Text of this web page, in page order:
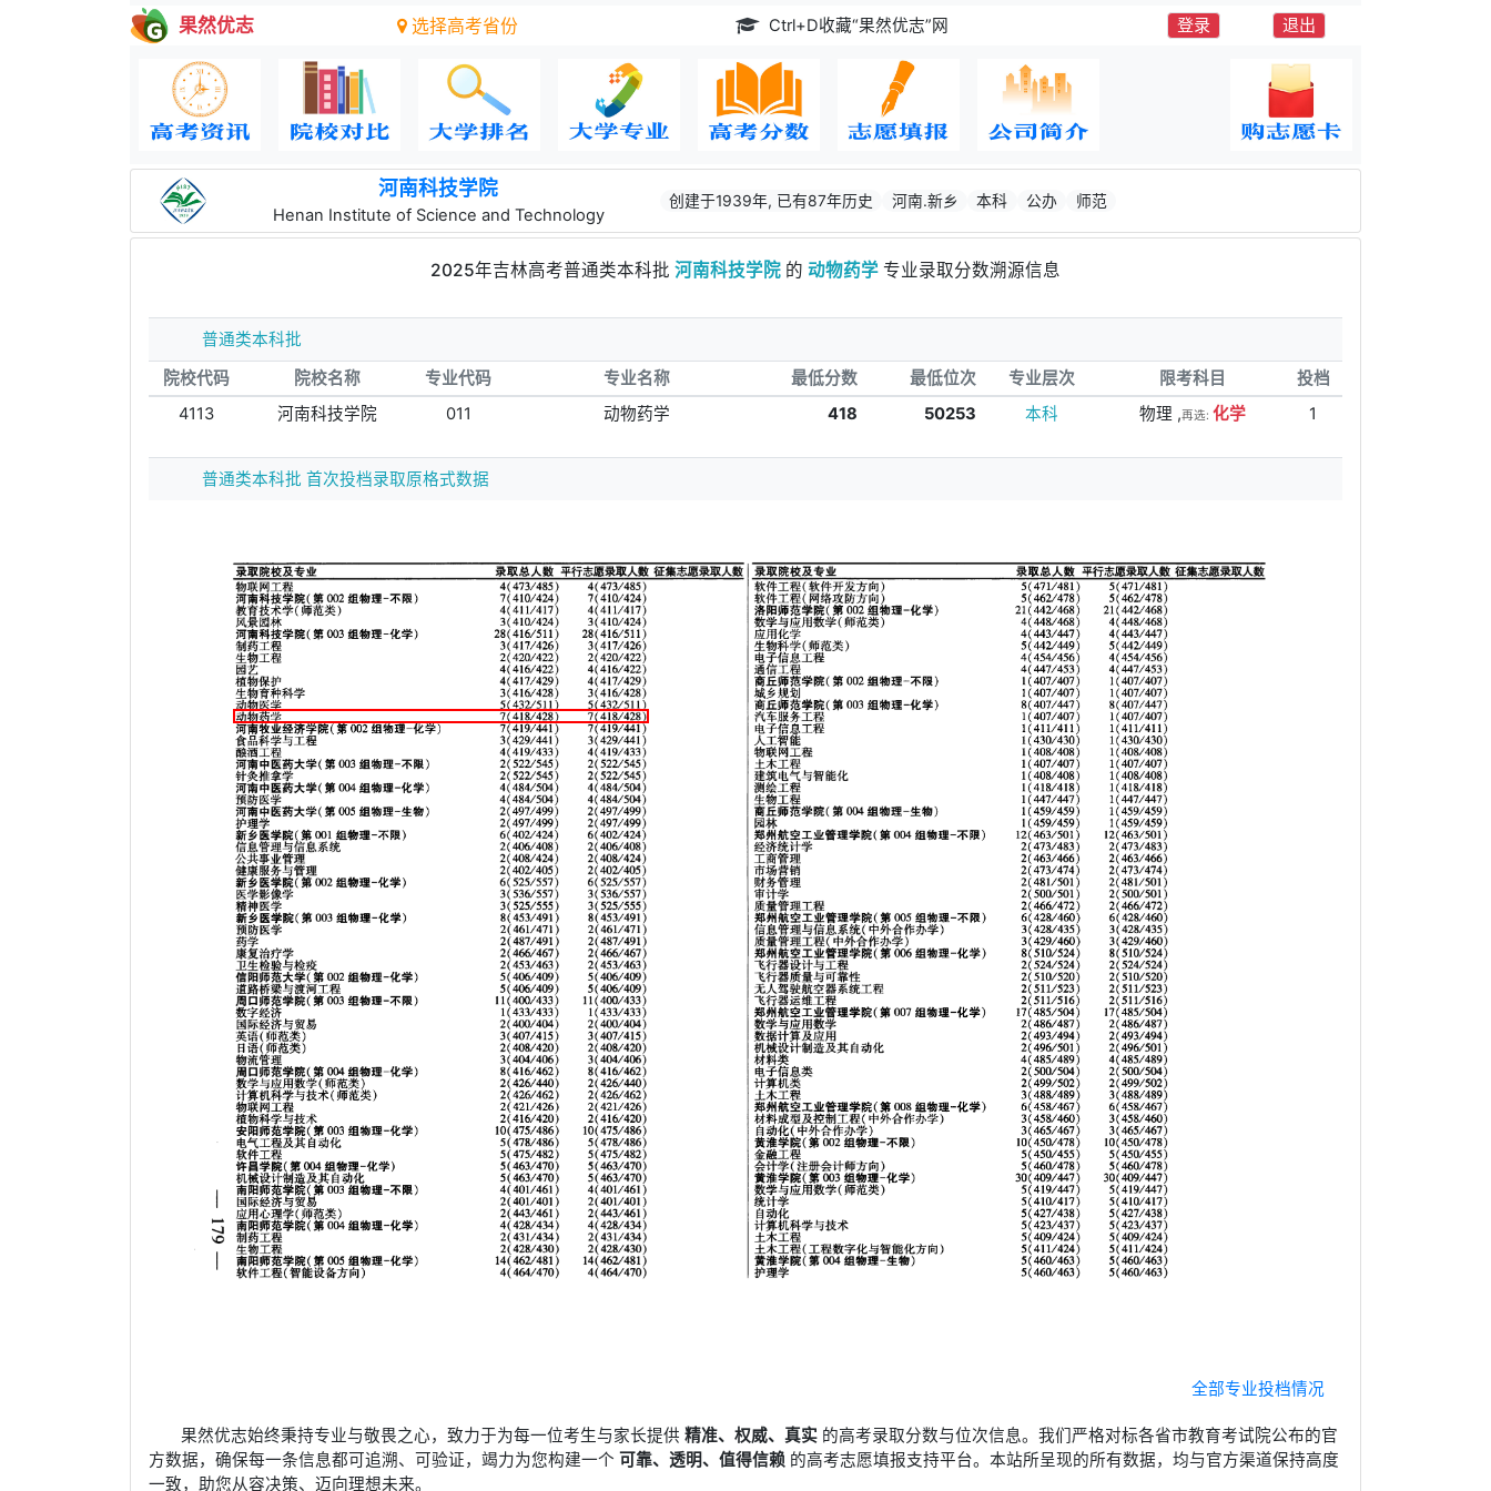
果然优志 选择高考省份 Ctrl+D收藏“果然优志”网 登录 退出
河南科技学院
Henan Institute of Science and Technology
创建于1939年, 已有87年历史 河南.新乡 本科 公办 师范
2025年吉林高考普通类本科批 河南科技学院 的 动物药学 专业录取分数溯源信息
普通类本科批
院校代码
院校名称 专业代码 专业名称 最低分数 最低位次 专业层次 限考科目
投档
4113
河南科技学院 011 动物药学 418 50253 本科 物理 ,再选: 化学 1
普通类本科批 首次投档录取原格式数据
全部专业投档情况
果然优志始终秉持专业与敬畏之心，致力于为每一位考生与家长提供精准、权威、真实 的高考录取分数与位次信息。我们严格对标各省市教育考试院公布的官
方数据，确保每一条信息都可追溯、可验证，竭力为您构建一个 可靠、透明、值得信赖 的高考志愿填报支持平台。本站所呈现的所有数据，均与官方渠道保持高度
一致，助您从容决策、迈向理想未来。